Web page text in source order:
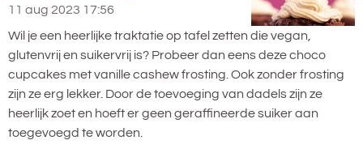
11 aug 2023 17:56
Wil je een heerlijke traktatie op tafel zetten die vegan,
glutenvrij en suikervrij is? Probeer dan eens deze choco
cupcakes met vanille cashew frosting. Ook zonder frosting
zijn ze erg lekker. Door de toevoeging van dadels zijn ze
heerlijk zoet en hoeft er geen geraffineerde suiker aan
toegevoegd te worden.